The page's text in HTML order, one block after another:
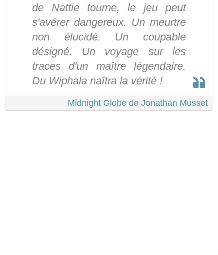
de Nattie tourne, le jeu peut
s'avérer dangereux. Un meurtre
non élucidé. Un coupable
désigné. Un voyage sur les
traces d'un maître légendaire.
Du Wiphala naîtra la vérité !
Midnight Globe de Jonathan Musset